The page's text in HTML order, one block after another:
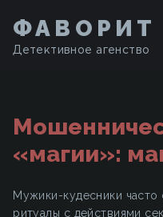
ФАВОРИТ
Детективное агенство
«магии»:
Мужики-кудесники
ритуалы с действиями